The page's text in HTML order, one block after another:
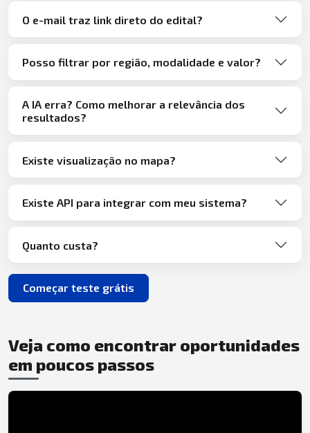
O e-mail traz link direto do edital?
Posso filtrar por região, modalidade e valor?
A IA erra? Como melhorar a relevância dos
resultados?
Existe visualização no mapa?
Existe API para integrar com meu sistema?
Quanto custa?
Começar teste grátis
Veja como encontrar oportunidades
em poucos passos